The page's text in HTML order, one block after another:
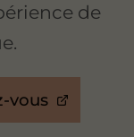
de
vous